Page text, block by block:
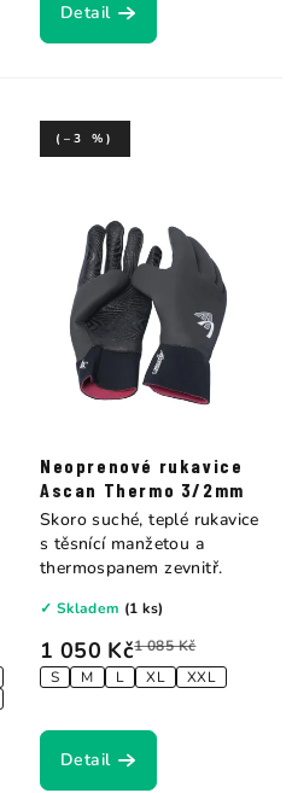
Detail
Neoprenové rukavice
Ascan Thermo 3/2mm
1 050 Kč1 085 Kč
(–3 %)
S M L XL XXL
✓ Skladem (1 ks)
Detail
Skoro suché, teplé rukavice
s těsnící manžetou a
thermospanem zevnitř.